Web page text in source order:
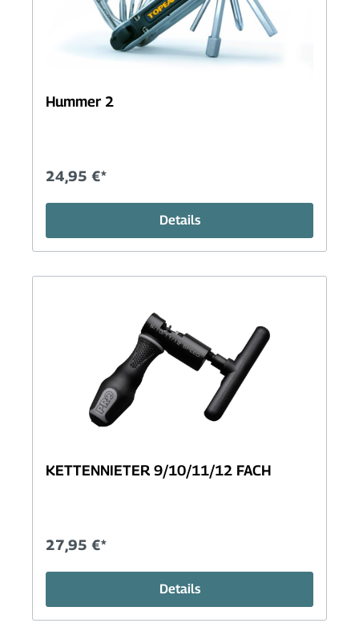
Hummer 2
24,95 €*
Details
KETTENNIETER 9/10/11/12 FACH
27,95 €*
Details